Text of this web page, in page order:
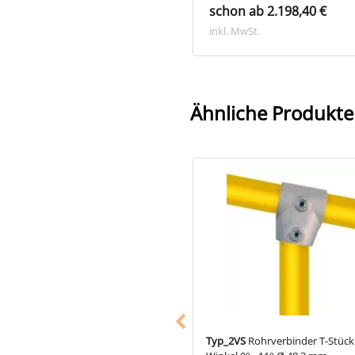
schon ab 2.198,40 €
inkl. MwSt.
Ähnliche Produkte
Typ_2VS Rohrverbinder T-